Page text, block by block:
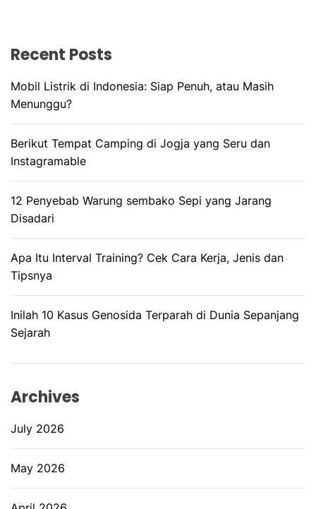
Recent Posts
Mobil Listrik di Indonesia: Siap Penuh, atau Masih
Menunggu?
Berikut Tempat Camping di Jogja yang Seru dan
Instagramable
12 Penyebab Warung sembako Sepi yang Jarang
Disadari
Apa Itu Interval Training? Cek Cara Kerja, Jenis dan
Tipsnya
Inilah 10 Kasus Genosida Terparah di Dunia Sepanjang
Sejarah
Archives
July 2026
May 2026